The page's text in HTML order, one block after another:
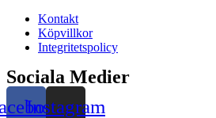
Kontakt
Köpvillkor
Integritetspolicy
Sociala Medier
Instagram